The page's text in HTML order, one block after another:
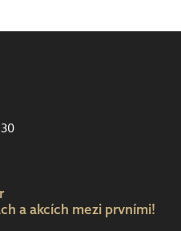
a akcích mezi prvními!